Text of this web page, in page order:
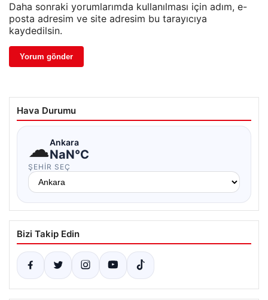
Daha sonraki yorumlarımda kullanılması için adım, e-
posta adresim ve site adresim bu tarayıcıya
kaydedilsin.
Hava Durumu
☁Ankara
NaN°C
ŞEHIR SEÇ
Bizi Takip Edin